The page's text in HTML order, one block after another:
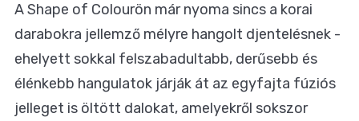
A Shape of Colourön már nyoma sincs a korai
darabokra jellemző mélyre hangolt djentelésnek -
ehelyett sokkal felszabadultabb, derűsebb és
élénkebb hangulatok járják át az egyfajta fúziós
jelleget is öltött dalokat, amelyekről sokszor